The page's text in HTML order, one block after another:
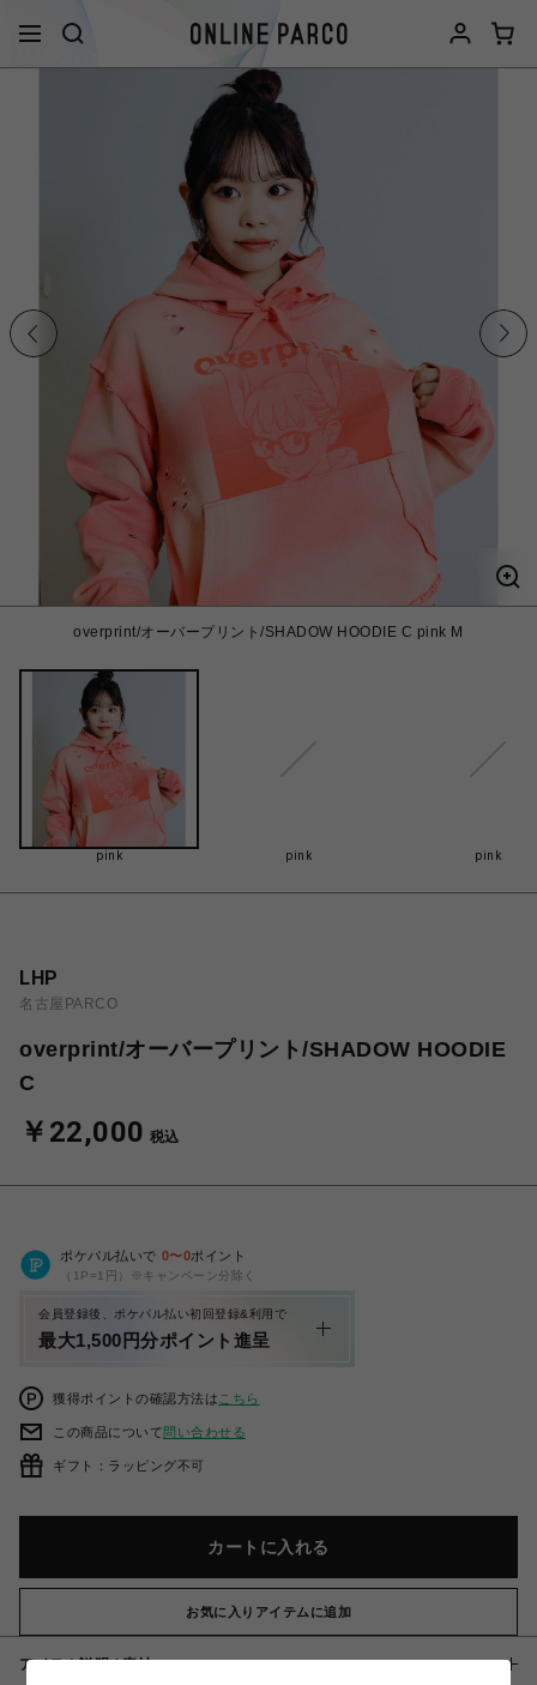
overprint/オーバープリント/SHADOW HOODIE C pink M
pink pink pink
LHP
名古屋PARCO
overprint/オーバープリント/SHADOW HOODIE
C
￥22,000 税込
ポケパル払いで 0〜0ポイント
（1P=1円）※キャンペーン分除く
会員登録後、ポケパル払い初回登録&利用で
最大1,500円分ポイント進呈
獲得ポイントの確認方法は こちら
この商品について問い合わせる
ギフト：ラッピング不可
カートに入れる
お気に入りアイテムに追加
アイテム説明 / 素材